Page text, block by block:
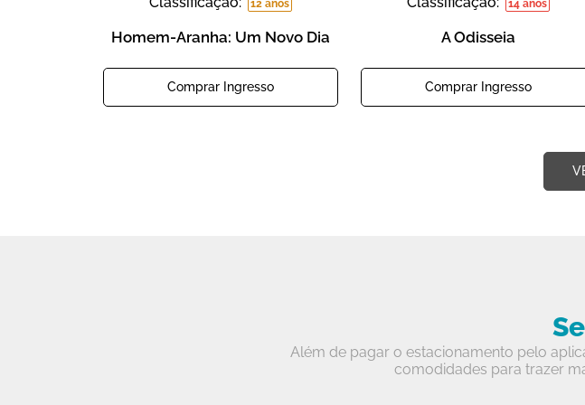
12 anos
Homem-Aranha: Um Novo Dia
Comprar Ingresso
14 anos
A Odisseia
Comprar Ingresso
Além de pagar o estacionamento pelo
comodidades para trazer